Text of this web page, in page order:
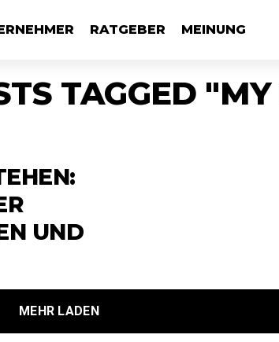
RATGEBER MEINUNG
TAGGED
UND
MEHR LADEN